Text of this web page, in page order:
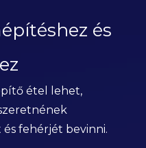
és
étel lehet,
fehérjét bevinni.